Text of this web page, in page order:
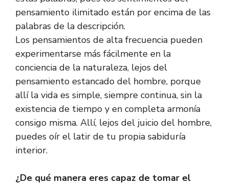
pensamiento ilimitado están por encima de las
palabras de la descripción.
Los pensamientos de alta frecuencia pueden
experimentarse más fácilmente en la
conciencia de la naturaleza, lejos del
pensamiento estancado del hombre, porque
allí la vida es simple, siempre continua, sin la
existencia de tiempo y en completa armonía
consigo misma. Allí, lejos del juicio del hombre,
puedes oír el latir de tu propia sabiduría
interior.
¿De qué manera eres capaz de tomar el